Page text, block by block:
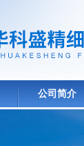
公司简介